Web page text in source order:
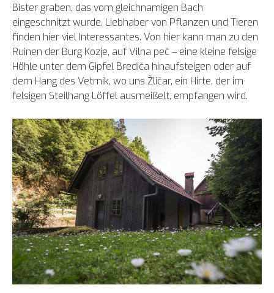
Bister graben, das vom gleichnamigen Bach
eingeschnitzt wurde. Liebhaber von Pflanzen und Tieren
finden hier viel Interessantes. Von hier kann man zu den
Ruinen der Burg Kozje, auf Vilna peč – eine kleine felsige
Höhle unter dem Gipfel Brediča hinaufsteigen oder auf
dem Hang des Vetrnik, wo uns Žličar, ein Hirte, der im
felsigen Steilhang Löffel ausmeißelt, empfangen wird.